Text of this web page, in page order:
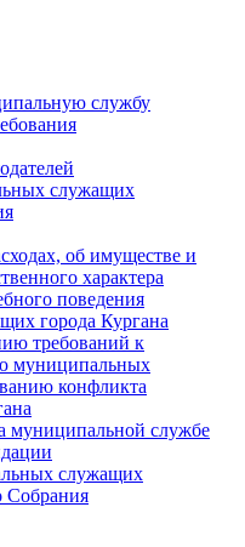
службу
служащих
об имуществе и
характера
поведения
города Кургана
требований к
муниципальных
конфликта
муниципальной службе
служащих
Cобрания